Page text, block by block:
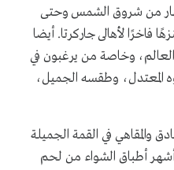
من شروق الشمس وحتى
فاخرًا لأهالى جاركرتا. أيضا
وخاصة من يرغبون في
وطقسه الجميل،
والمقاهي في القمة الجميلة
أطباق الشواء من لحم